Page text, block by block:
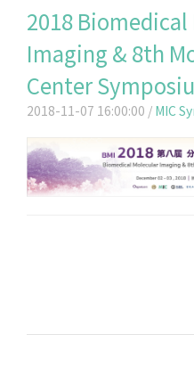
2018
Imaging & 8th
Center
2018-11-07 16:00:00 / MIC